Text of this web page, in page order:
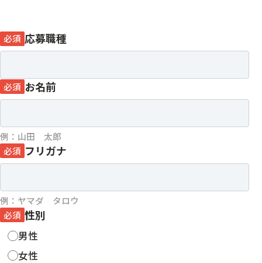
必須 応募職種
必須 お名前
例：山田 太郎
必須 フリガナ
例：ヤマダ タロウ
必須 性別
男性
女性